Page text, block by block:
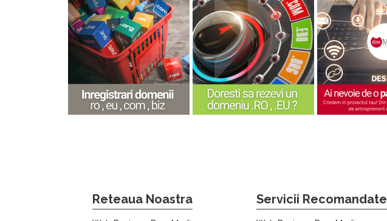
Reteaua Noastra Servicii Recomandate